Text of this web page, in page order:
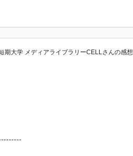
期大学 メディアライブラリーCELLさんの感想